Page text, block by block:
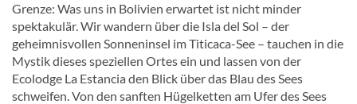
Grenze: Was uns in Bolivien erwartet ist nicht minder
spektakulär. Wir wandern über die Isla del Sol – der
geheimnisvollen Sonneninsel im Titicaca-See – tauchen in die
Mystik dieses speziellen Ortes ein und lassen von der
Ecolodge La Estancia den Blick über das Blau des Sees
schweifen. Von den sanften Hügelketten am Ufer des Sees